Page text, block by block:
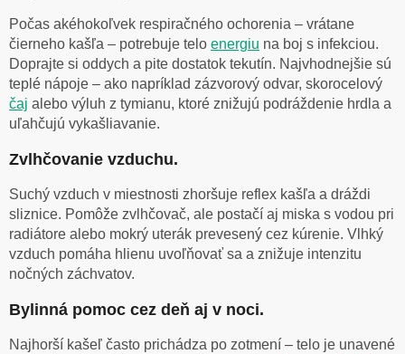
Počas akéhokoľvek respiračného ochorenia – vrátane
čierneho kašľa – potrebuje telo energiu na boj s infekciou.
Doprajte si oddych a pite dostatok tekutín. Najvhodnejšie sú
teplé nápoje – ako napríklad zázvorový odvar, skorocelový
čaj alebo výluh z tymianu, ktoré znižujú podráždenie hrdla a
uľahčujú vykašliavanie.
Zvlhčovanie vzduchu.
Suchý vzduch v miestnosti zhoršuje reflex kašľa a dráždi
sliznice. Pomôže zvlhčovač, ale postačí aj miska s vodou pri
radiátore alebo mokrý uterák prevesený cez kúrenie. Vlhký
vzduch pomáha hlienu uvoľňovať sa a znižuje intenzitu
nočných záchvatov.
Bylinná pomoc cez deň aj v noci.
Najhorší kašeľ často prichádza po zotmení – telo je unavené